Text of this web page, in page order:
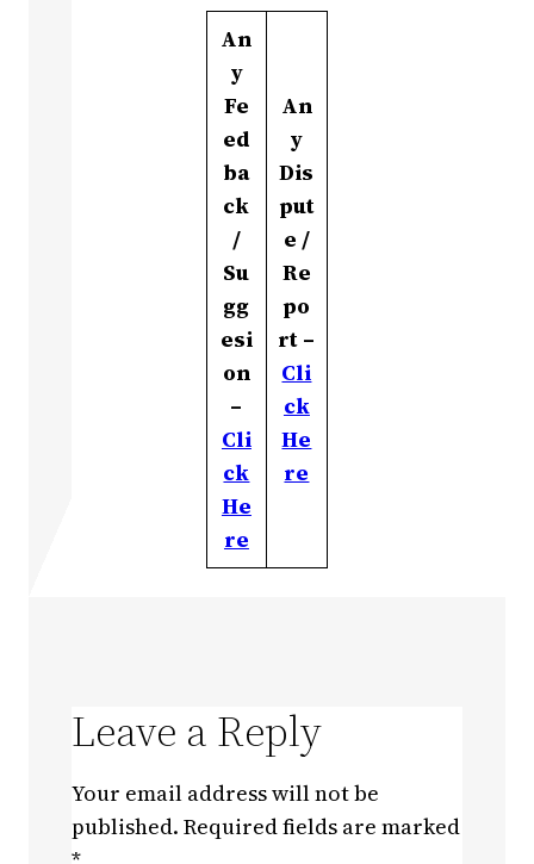
An
y
Fe
ed
ba
ck
/
Su
gg
esi
on
–
Cli
ck
He
re
An
y
Dis
put
e /
Re
po
rt –
Cli
ck
He
re
Leave a Reply
Your email address will not be
published. Required fields are marked